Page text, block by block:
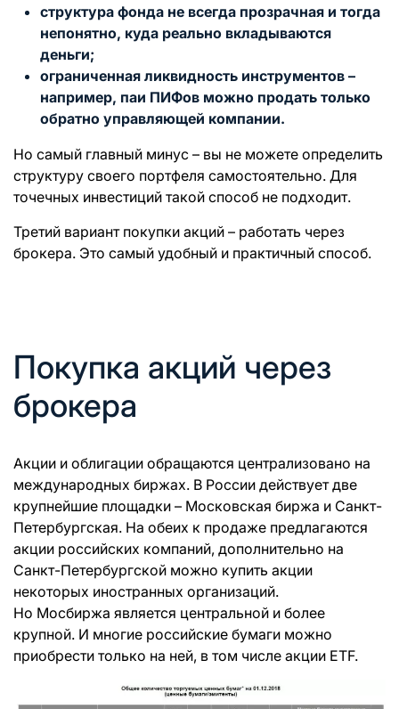
структура фонда не всегда прозрачная и тогда
непонятно, куда реально вкладываются
деньги;
ограниченная ликвидность инструментов –
например, паи ПИФов можно продать только
обратно управляющей компании.
Но самый главный минус – вы не можете определить
структуру своего портфеля самостоятельно. Для
точечных инвестиций такой способ не подходит.
Третий вариант покупки акций – работать через
брокера. Это самый удобный и практичный способ.
Покупка акций через
брокера
Акции и облигации обращаются централизовано на
международных биржах. В России действует две
крупнейшие площадки – Московская биржа и Санкт-
Петербургская. На обеих к продаже предлагаются
акции российских компаний, дополнительно на
Санкт-Петербургской можно купить акции
некоторых иностранных организаций.
Но Мосбиржа является центральной и более
крупной. И многие российские бумаги можно
приобрести только на ней, в том числе акции ETF.